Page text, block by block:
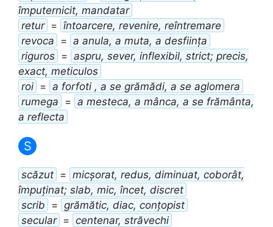
împuternicit, mandatar
retur = întoarcere, revenire, reîntremare
revoca = a anula, a muta, a desființa
riguros = aspru, sever, inflexibil, strict; precis,
exact, meticulos
roi = a forfoti , a se grămădi, a se aglomera
rumega = a mesteca, a mânca, a se frământa,
a reflecta
S
scăzut = micșorat, redus, diminuat, coborât,
împuținat; slab, mic, încet, discret
scrib = grămătic, diac, conțopist
secular = centenar, străvechi